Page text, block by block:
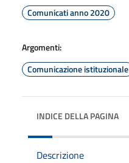
Comunicati anno 2020
Argomenti:
Comunicazione istituzionale
INDICE DELLA PAGINA
Descrizione